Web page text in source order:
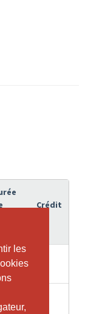
les
les
Crédit